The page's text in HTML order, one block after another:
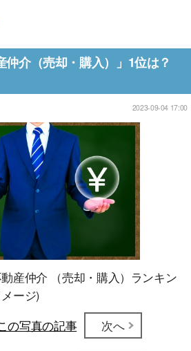
仲介（売却・購入）」1位は？
2023-09-04 17:00
産仲介 （売却・購入）ランキン
ージ)
の写真の記事 次へ